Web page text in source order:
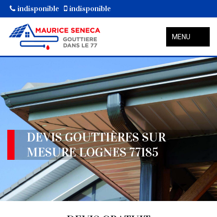
indisponible indisponible
MENU
DEVIS GOUTTIÈRES SUR
MESURE LOGNES 77185